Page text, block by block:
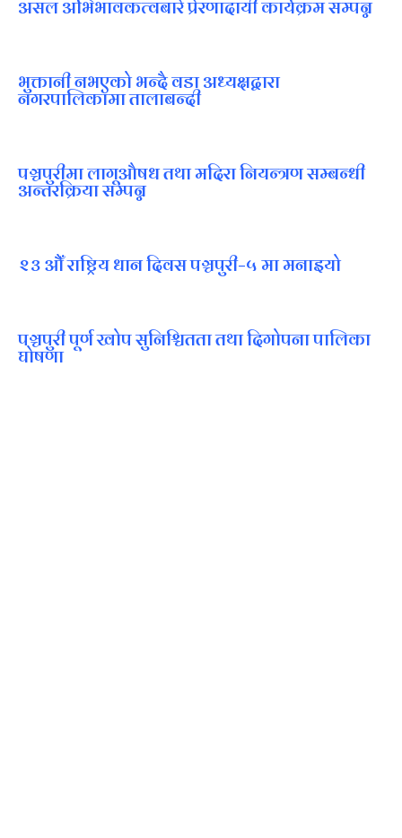
असल अभिभावकत्वबारे प्रेरणादायी कार्यक्रम सम्पन्न
भुक्तानी नभएको भन्दै वडा अध्यक्षद्वारा
नगरपालिकामा तालाबन्दी
पञ्चपुरीमा लागूऔषध तथा मदिरा नियन्त्रण सम्बन्धी
अन्तरक्रिया सम्पन्न
२३ औँ राष्ट्रिय धान दिवस पञ्चपुरी–५ मा मनाइयाे
पञ्चपुरी पूर्ण खोप सुनिश्चितता तथा दिगोपना पालिका
घोषणा